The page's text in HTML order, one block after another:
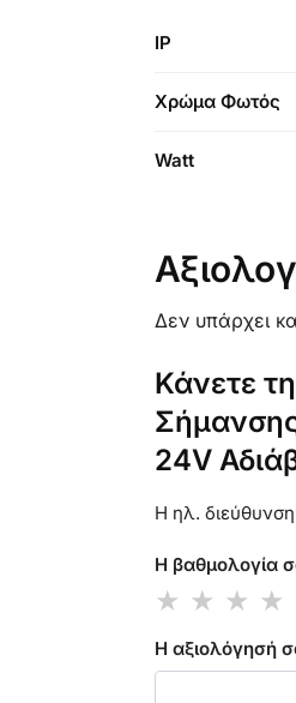
IP
Χρώμα Φωτός
Watt
Δεν υπάρχει
Κάνετε
24V
Η ηλ.
Η βαθμολογία
Η αξιολόγησή